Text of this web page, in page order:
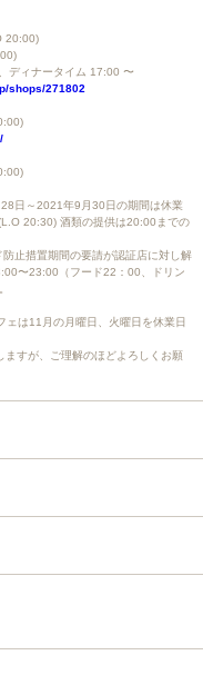
20:00)
ィナータイム 17:00 〜
shops/271802
日～2021年9月30日の期間は休業
20:30) 酒類の提供は20:00までの
止措置期間の要請が認証店に対し解
〜23:00（フード22：00、ドリン
は11月の月曜日、火曜日を休業日
ますが、ご理解のほどよろしくお願